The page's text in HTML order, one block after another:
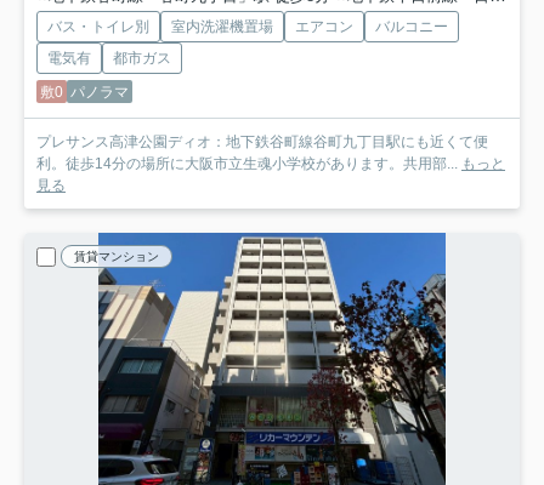
バス・トイレ別 室内洗濯機置場 エアコン
バルコニー
電気有
都市ガス
敷0 パノラマ
プレサンス高津公園ディオ：地下鉄谷町線谷町九丁目駅にも近くて便
利。徒歩14分の場所に大阪市立生魂小学校があります。共用部... もっと
見る
賃貸マンション